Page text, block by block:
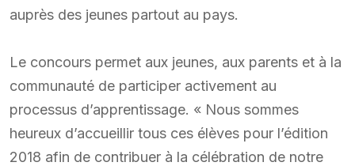
auprès des jeunes partout au pays.
Le concours permet aux jeunes, aux parents et à la
communauté de participer activement au
processus d’apprentissage. « Nous sommes
heureux d’accueillir tous ces élèves pour l’édition
2018 afin de contribuer à la célébration de notre